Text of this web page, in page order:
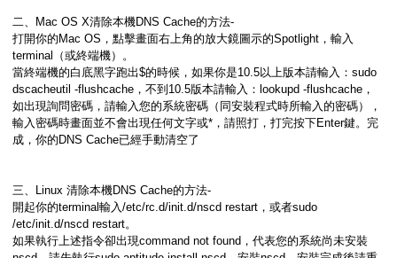
二、Mac OS X清除本機DNS Cache的方法-
打開你的Mac OS，點擊畫面右上角的放大鏡圖示的Spotlight，輸入
terminal（或終端機）。
當終端機的白底黑字跑出$的時候，如果你是10.5以上版本請輸入：sudo
dscacheutil -flushcache，不到10.5版本請輸入：lookupd -flushcache，
如出現詢問密碼，請輸入您的系統密碼（同安裝程式時所輸入的密碼），
輸入密碼時畫面並不會出現任何文字或*，請照打，打完按下Enter鍵。完
成，你的DNS Cache已經手動清空了
三、Linux 清除本機DNS Cache的方法-
開起你的terminal輸入/etc/rc.d/init.d/nscd restart，或者sudo
/etc/init.d/nscd restart。
如果執行上述指令卻出現command not found，代表您的系統尚未安裝